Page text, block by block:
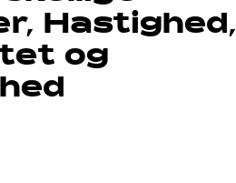
Hastighed,
og